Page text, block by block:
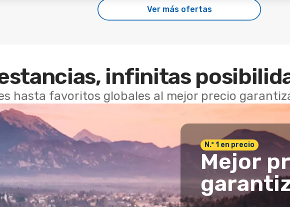
Ver más ofertas
infinitas
hasta favoritos globales al mejor precio
N.º 1 en precio
Mejor